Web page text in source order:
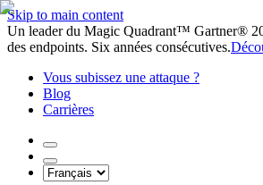
Skip to main content
Un leader du Magic Quadrant™ Gartner®
des endpoints. Six années consécutives.
Vous subissez une attaque ?
Blog
Carrières